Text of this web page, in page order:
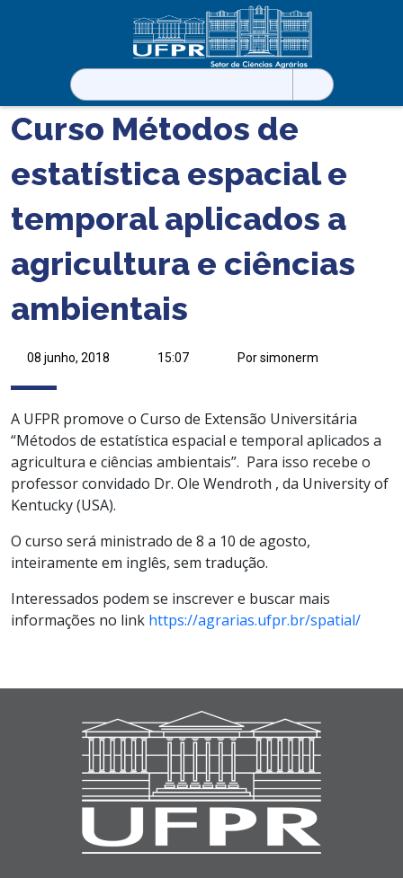
Pesquisar
por:
Curso Métodos de
estatística espacial e
temporal aplicados a
agricultura e ciências
ambientais
08 junho, 2018 15:07 Por simonerm
A UFPR promove o Curso de Extensão Universitária
“Métodos de estatística espacial e temporal aplicados a
agricultura e ciências ambientais”. Para isso recebe o
professor convidado Dr. Ole Wendroth , da University of
Kentucky (USA).
O curso será ministrado de 8 a 10 de agosto,
inteiramente em inglês, sem tradução.
Interessados podem se inscrever e buscar mais
informações no link https://agrarias.ufpr.br/spatial/